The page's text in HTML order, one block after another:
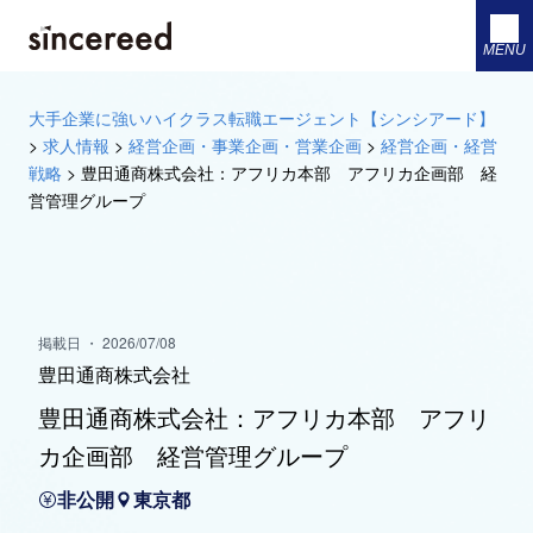
MENU
大手企業に強いハイクラス転職エージェント【シンシアード】
> 求人情報 > 経営企画・事業企画・営業企画 > 経営企画・経営
戦略 > 豊田通商株式会社：アフリカ本部 アフリカ企画部 経
営管理グループ
掲載日 ・ 2026/07/08
豊田通商株式会社
豊田通商株式会社：アフリカ本部 アフリ
カ企画部 経営管理グループ
非公開 東京都